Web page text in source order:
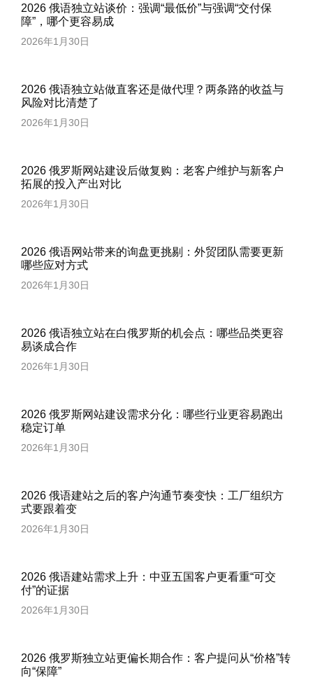
2026 俄语独立站谈价：强调“最低价”与强调“交付保
障”，哪个更容易成
2026年1月30日
2026 俄语独立站做直客还是做代理？两条路的收益与
风险对比清楚了
2026年1月30日
2026 俄罗斯网站建设后做复购：老客户维护与新客户
拓展的投入产出对比
2026年1月30日
2026 俄语网站带来的询盘更挑剔：外贸团队需要更新
哪些应对方式
2026年1月30日
2026 俄语独立站在白俄罗斯的机会点：哪些品类更容
易谈成合作
2026年1月30日
2026 俄罗斯网站建设需求分化：哪些行业更容易跑出
稳定订单
2026年1月30日
2026 俄语建站之后的客户沟通节奏变快：工厂组织方
式要跟着变
2026年1月30日
2026 俄语建站需求上升：中亚五国客户更看重“可交
付”的证据
2026年1月30日
2026 俄罗斯独立站更偏长期合作：客户提问从“价格”转
向“保障”